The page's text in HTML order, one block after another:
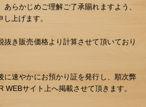
あらかじめご理解ご了承賜れますよう、
上げます。
き販売価格より計算させて頂いており
速やかにお預かり証を発行し、順次弊
WEBサイト上へ掲載させて頂きます。